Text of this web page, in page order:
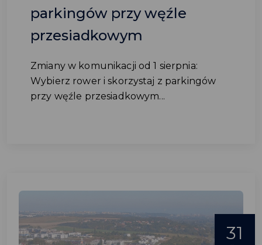
parkingów przy węźle
przesiadkowym
Zmiany w komunikacji od 1 sierpnia:
Wybierz rower i skorzystaj z parkingów
przy węźle przesiadkowym...
31